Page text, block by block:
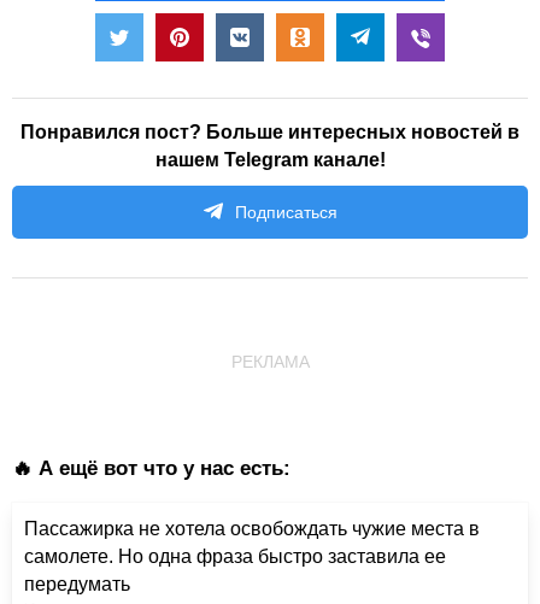
Понравился пост? Больше интересных новостей в
нашем Telegram канале!
Подписаться
РЕКЛАМА
🔥 А ещё вот что у нас есть:
Пассажирка не хотела освобождать чужие места в
самолете. Но одна фраза быстро заставила ее
передумать